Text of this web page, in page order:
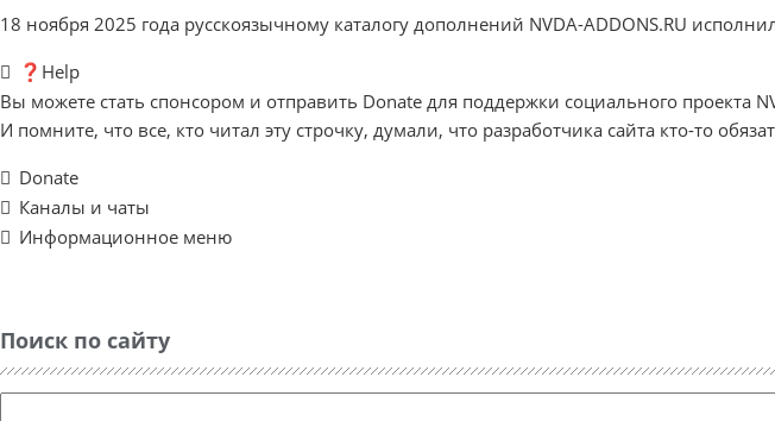
18 ноября 2025 года русскоязычному каталогу дополнений NVDA-ADDONS.RU
❓Help
Вы можете стать спонсором и отправить Donate для поддержки социального проекта
И помните, что все, кто читал эту строчку, думали, что разработчика сайта кто-то
Donate
Каналы и чаты
Информационное меню
Поиск по сайту